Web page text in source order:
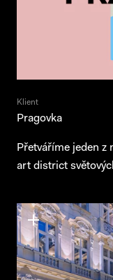
Klient
Pragovka
Přetváříme jeden z
art district